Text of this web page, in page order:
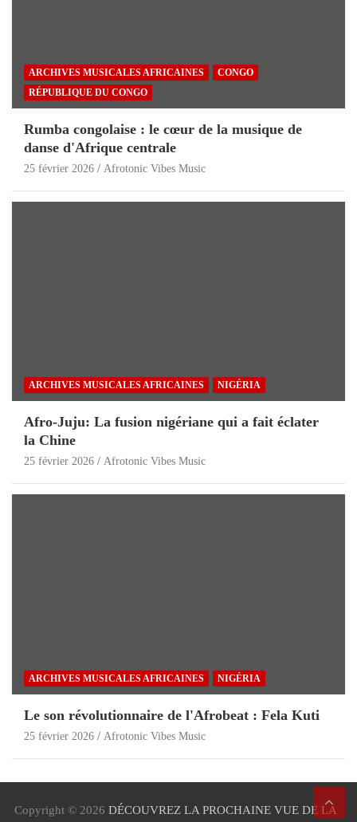
ARCHIVES MUSICALES AFRICAINES
CONGO
RÉPUBLIQUE DU CONGO
Rumba congolaise : le cœur de la musique de
danse d'Afrique centrale
25 février 2026 Afrotonic Vibes Music
ARCHIVES MUSICALES AFRICAINES NIGÉRIA
Afro-Juju: La fusion nigériane qui a fait éclater
la Chine
25 février 2026 Afrotonic Vibes Music
ARCHIVES MUSICALES AFRICAINES NIGÉRIA
Le son révolutionnaire de l'Afrobeat : Fela Kuti
25 février 2026 Afrotonic Vibes Music
Copyright © 2026 DÉCOUVREZ LA PROCHAINE VUE DE LA